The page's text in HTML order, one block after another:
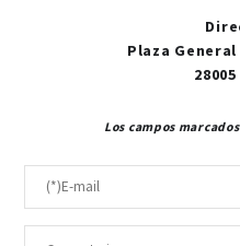
Plaza General
Los campos